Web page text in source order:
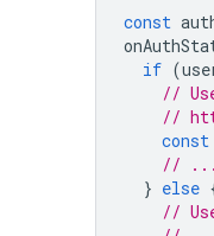
const
if (
//
//
const
// ...
} else
//